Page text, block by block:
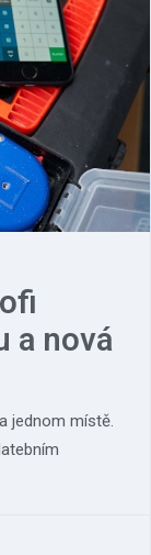
a nová
jednom místě.